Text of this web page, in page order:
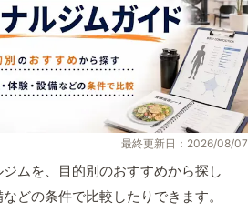
最終更新日：2026/08/07
ムを、目的別のおすすめから探し
どの条件で比較したりできます。